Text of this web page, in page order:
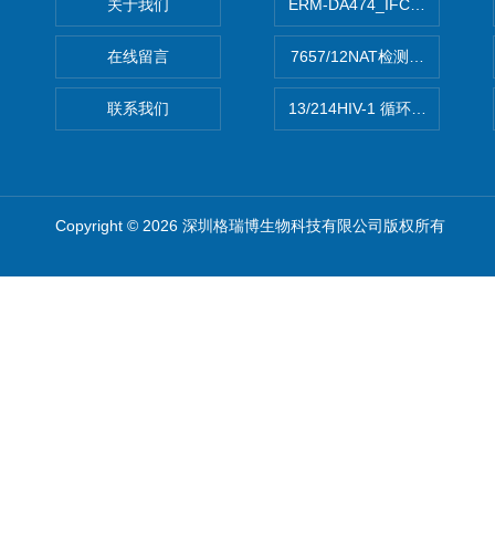
关于我们
在线留言
联系我们
ERM-DA474_IFCCC反应蛋
7657/12NAT检测的D型肝炎
13/214HIV-1 循环重组形式
Copyright © 2026 深圳格瑞博生物科技有限公司版权所有